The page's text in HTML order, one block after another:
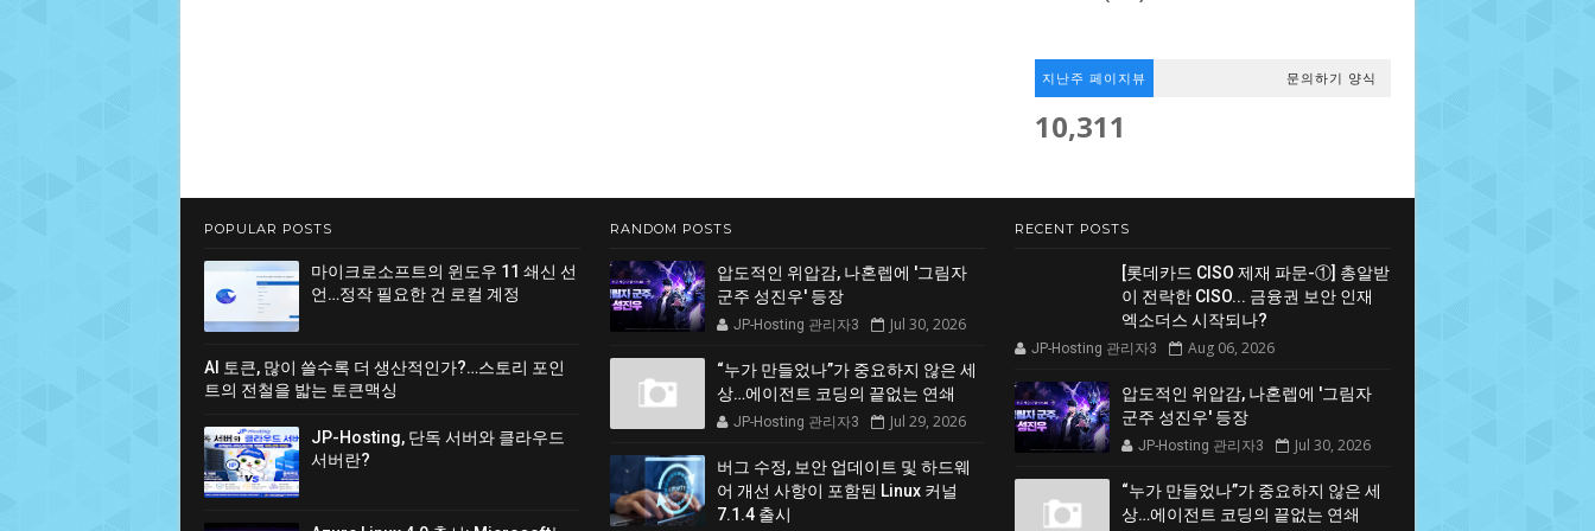
지난주 페이지뷰 문의하기 양식
10,311
POPULAR POSTS
마이크로소프트의 윈도우 11 쇄신 선
언…정작 필요한 건 로컬 계정
AI 토큰, 많이 쓸수록 더 생산적인가?…스토리 포인
트의 전철을 밟는 토큰맥싱
JP-Hosting, 단독 서버와 클라우드
서버란?
RANDOM POSTS
압도적인 위압감, 나혼렙에 '그림자
군주 성진우' 등장
JP-Hosting 관리자3 Jul 30, 2026
“누가 만들었나”가 중요하지 않은 세
상…에이전트 코딩의 끝없는 연쇄
JP-Hosting 관리자3 Jul 29, 2026
버그 수정, 보안 업데이트 및 하드웨
어 개선 사항이 포함된 Linux 커널
7.1.4 출시
RECENT POSTS
[롯데카드 CISO 제재 파문-①] 총알받
이 전락한 CISO... 금융권 보안 인재
엑소더스 시작되나?
JP-Hosting 관리자3 Aug 06, 2026
압도적인 위압감, 나혼렙에 '그림자
군주 성진우' 등장
JP-Hosting 관리자3 Jul 30, 2026
“누가 만들었나”가 중요하지 않은 세
상…에이전트 코딩의 끝없는 연쇄